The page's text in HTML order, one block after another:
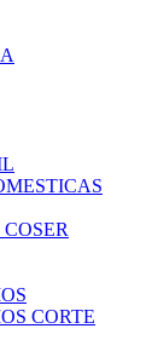
CORTE